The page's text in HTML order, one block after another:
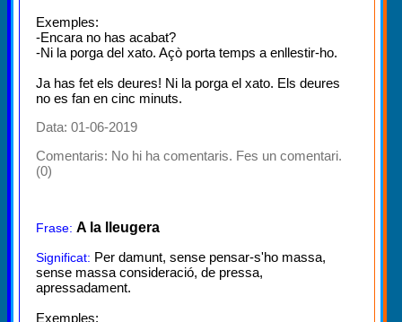
Exemples:
-Encara no has acabat?
-Ni la porga del xato. Açò porta temps a enllestir-ho.
Ja has fet els deures! Ni la porga el xato. Els deures
no es fan en cinc minuts.
Data: 01-06-2019
Comentaris: No hi ha comentaris. Fes un comentari.
(0)
Frase: A la lleugera
Significat: Per damunt, sense pensar-s'ho massa,
sense massa consideració, de pressa,
apressadament.
Exemples: